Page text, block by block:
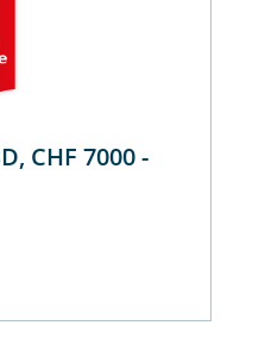
CHF 7000 -